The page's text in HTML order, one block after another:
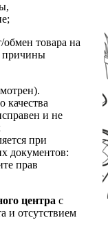
обмен товара на
причины
качества
и не
при
документов:
прав
центра с
и отсутствием